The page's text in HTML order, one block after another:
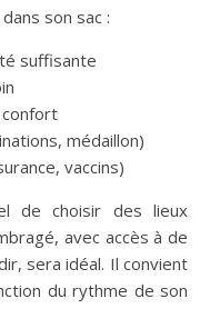
son sac :
suffisante
médaillon)
vaccins)
de choisir des lieux
avec accès à de
sera idéal. Il convient
du rythme de son